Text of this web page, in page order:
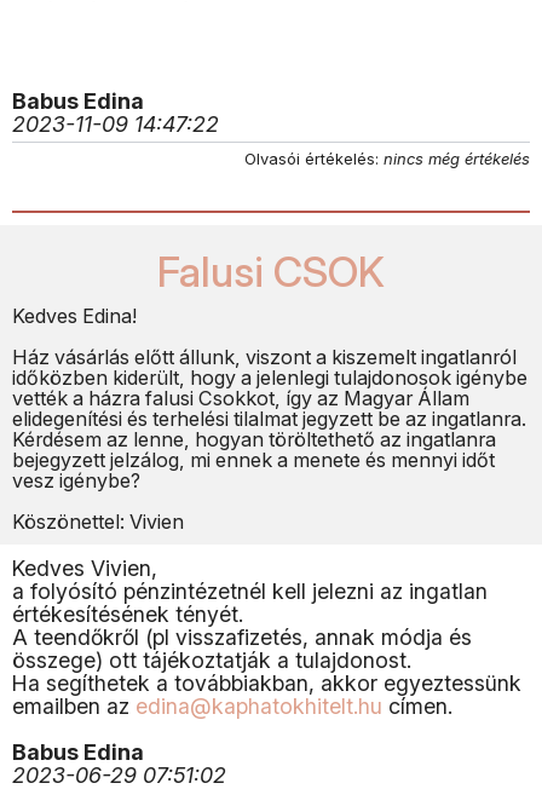
Babus Edina
2023-11-09 14:47:22
Olvasói értékelés: nincs még értékelés
Falusi CSOK
Kedves Edina!
Ház vásárlás előtt állunk, viszont a kiszemelt ingatlanról
időközben kiderült, hogy a jelenlegi tulajdonosok igénybe
vették a házra falusi Csokkot, így az Magyar Állam
elidegenítési és terhelési tilalmat jegyzett be az ingatlanra.
Kérdésem az lenne, hogyan töröltethető az ingatlanra
bejegyzett jelzálog, mi ennek a menete és mennyi időt
vesz igénybe?
Köszönettel: Vivien
Kedves Vivien,
a folyósító pénzintézetnél kell jelezni az ingatlan
értékesítésének tényét.
A teendőkről (pl visszafizetés, annak módja és
összege) ott tájékoztatják a tulajdonost.
Ha segíthetek a továbbiakban, akkor egyeztessünk
emailben az edina@kaphatokhitelt.hu címen.
Babus Edina
2023-06-29 07:51:02